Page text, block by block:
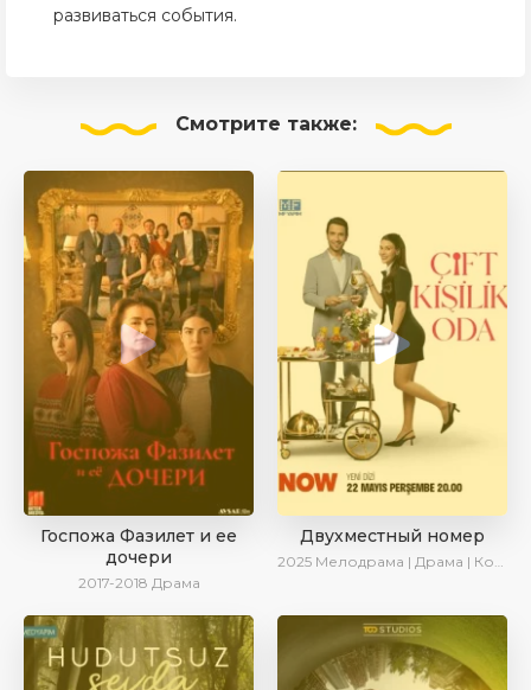
развиваться события.
Смотрите также:
Госпожа Фазилет и ее
дочери
2017-2018 Драма
Двухместный номер
2025 Мелодрама | Драма | Комедия | AlisaDirilis | Новинки | Сериалы 2025